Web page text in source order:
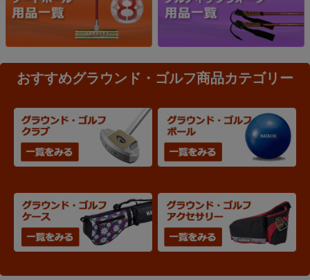
おすすめグラウンド・ゴルフ商品カテゴリー